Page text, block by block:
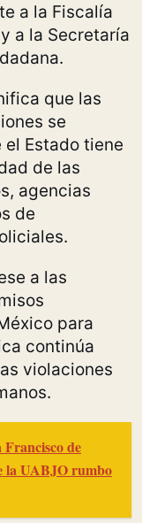
a la Fiscalía
a la Secretaría
que las
se
Estado tiene
de las
agencias
de
a las
para
continúa
violaciones
de
la UABJO rumbo